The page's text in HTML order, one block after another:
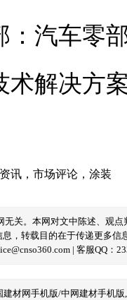
：汽车零
术解决方
讯 ， 市场评论 ， 涂装
无关。本网对文中陈述、观
，转载目的在于传递更多
| 客服QQ：
建材网手机版/中网建材手机版